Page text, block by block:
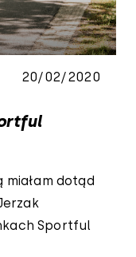
20/02/2020
miałam dotąd
Sportful